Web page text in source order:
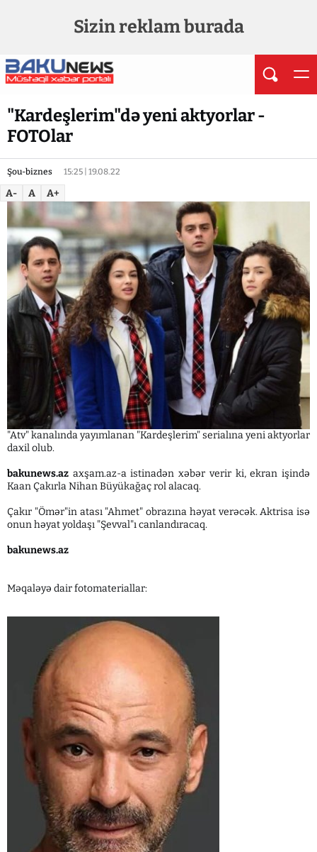
Sizin reklam burada
"Kardeşlerim"də yeni aktyorlar -
FOTOlar
Şou-biznes 15:25 | 19.08.22
A- A A+
"Atv" kanalında yayımlanan "Kardeşlerim" serialına yeni aktyorlar
daxil olub.
bakunews.az axşam.az-a istinadən xəbər verir ki, ekran işində
Kaan Çakırla Nihan Büyükağaç rol alacaq.
Çakır "Ömər"in atası "Ahmet" obrazına həyat verəcək. Aktrisa isə
onun həyat yoldaşı "Şevval"ı canlandıracaq.
bakunews.az
Məqaləyə dair fotomateriallar: